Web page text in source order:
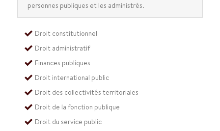
personnes publiques et les administrés.
Droit constitutionnel
Droit administratif
Finances publiques
Droit international public
Droit des collectivités territoriales
Droit de la fonction publique
Droit du service public